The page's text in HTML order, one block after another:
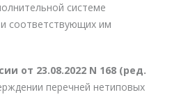
системе
соответствующих им
от 23.08.2022 N 168 (ред.
перечней нетиповых